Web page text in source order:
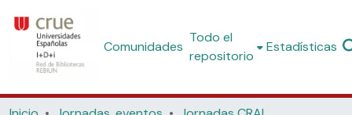
Comunidades
Todo el
repositorio
Estadísticas